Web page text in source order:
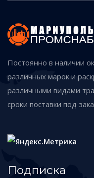
Постоянно в наличии
различных марок и
различными видами
сроки поставки под
Подписка